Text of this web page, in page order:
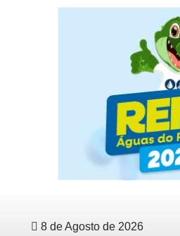
8 de Agosto de 2026